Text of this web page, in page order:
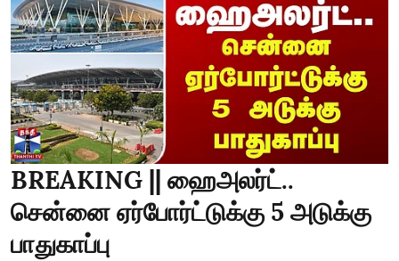
BREAKING || ஹைஅலர்ட்..
சென்னை ஏர்போர்ட்டுக்கு 5 அடுக்கு
பாதுகாப்பு